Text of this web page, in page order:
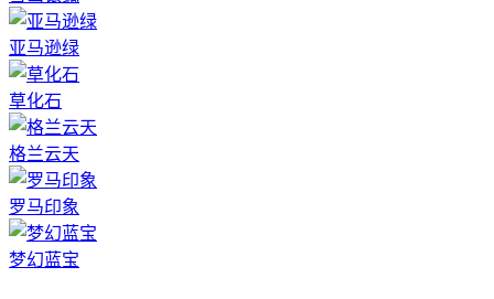
亚马逊绿
草化石
格兰云天
罗马印象
梦幻蓝宝